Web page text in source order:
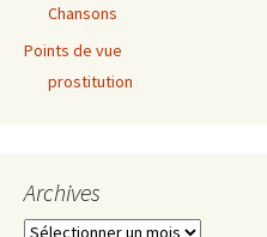
Chansons
Points de vue
prostitution
Archives
Archives